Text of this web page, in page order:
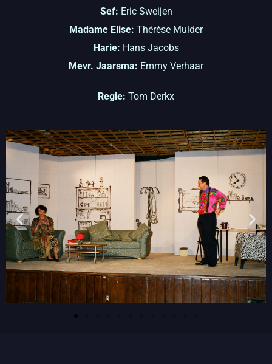
Sef: Eric Sweijen
Madame Elise: Thérèse Mulder
Harie: Hans Jacobs
Mevr. Jaarsma: Emmy Verhaar
Regie: Tom Derkx